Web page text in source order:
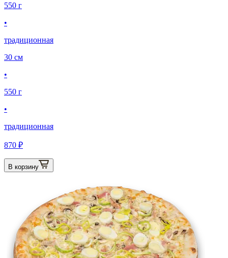
550 г
•
традиционная
30 см
•
550 г
•
традиционная
870 ₽
В корзину